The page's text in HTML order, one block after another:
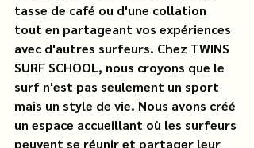
tasse de café ou d'une collation
tout en partageant vos expériences
avec d'autres surfeurs. Chez TWINS
SURF SCHOOL, nous croyons que le
surf n'est pas seulement un sport
mais un style de vie. Nous avons créé
un espace accueillant où les surfeurs
peuvent se réunir et partager leur